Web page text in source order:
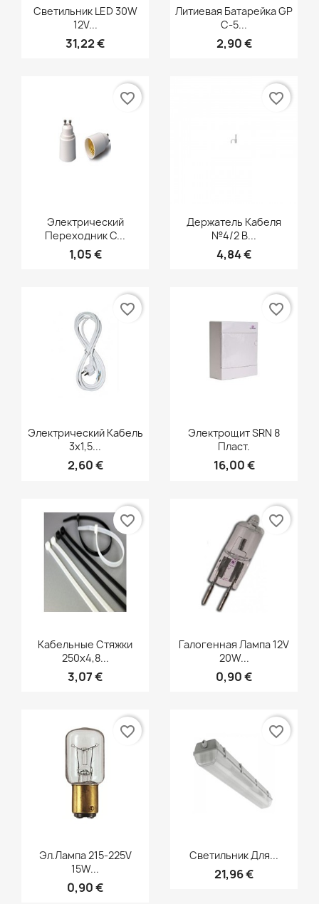
Быстрый просмотр
Светильник LED 30W
12V...
31,22 €
Быстрый просмотр
Литиевая Батарейка GP
C-5...
2,90 €
Быстрый просмотр
Электрический
Переходник С...
1,05 €
favorite_border
Быстрый просмотр
Держатель Кабеля
№4/2 В...
4,84 €
favorite_border
Быстрый просмотр
Электрический Кабель
3x1,5...
2,60 €
favorite_border
Быстрый просмотр
Электрощит SRN 8
Пласт.
16,00 €
favorite_border
Быстрый просмотр
Кабельные Стяжки
250x4,8...
3,07 €
favorite_border
Быстрый просмотр
Галогенная Лампа 12V
20W...
0,90 €
favorite_border
Быстрый просмотр
Эл.лампа 215-225V
15W...
0,90 €
favorite_border
Быстрый просмотр
Светильник Для...
21,96 €
favorite_border